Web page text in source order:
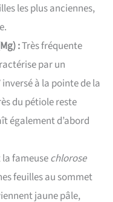
les plus anciennes,
:Très fréquente
par un
à la pointe de la
du pétiole reste
également d’abord
la fameusechlorose
feuilles au sommet
jaune pâle,